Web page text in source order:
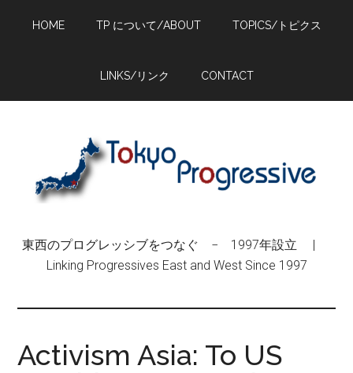
HOME TP について/ABOUT TOPICS/トピクス
LINKS/リンク CONTACT
東西のプログレッシブをつなぐ − 1997年設立 |
Linking Progressives East and West Since 1997
Activism Asia: To US